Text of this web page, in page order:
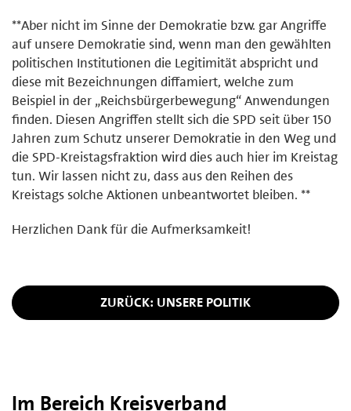
**Aber nicht im Sinne der Demokratie bzw. gar Angriffe
auf unsere Demokratie sind, wenn man den gewählten
politischen Institutionen die Legitimität abspricht und
diese mit Bezeichnungen diffamiert, welche zum
Beispiel in der „Reichsbürgerbewegung“ Anwendungen
finden. Diesen Angriffen stellt sich die SPD seit über 150
Jahren zum Schutz unserer Demokratie in den Weg und
die SPD-Kreistagsfraktion wird dies auch hier im Kreistag
tun. Wir lassen nicht zu, dass aus den Reihen des
Kreistags solche Aktionen unbeantwortet bleiben. **
Herzlichen Dank für die Aufmerksamkeit!
ZURÜCK: UNSERE POLITIK
Im Bereich Kreisverband